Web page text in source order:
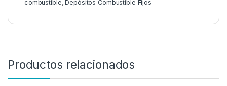
combustible,Depósitos Combustible Fijos
Productos relacionados